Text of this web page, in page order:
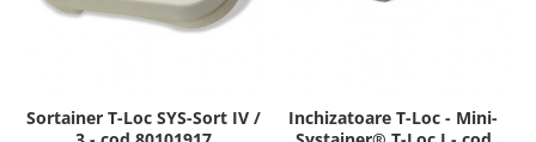
Sortainer T-Loc SYS-Sort IV /
Inchizatoare T-Loc - Mini-